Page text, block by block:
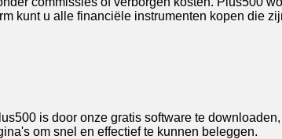
kunt u alle financiële instrumenten kopen die
is door onze gratis software te
om snel en effectief te kunnen beleggen.